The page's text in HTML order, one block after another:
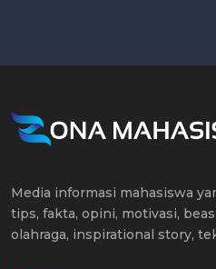
Media informasi mahasiswa
tips, fakta, opini, motivasi,
olahraga, inspirational story,